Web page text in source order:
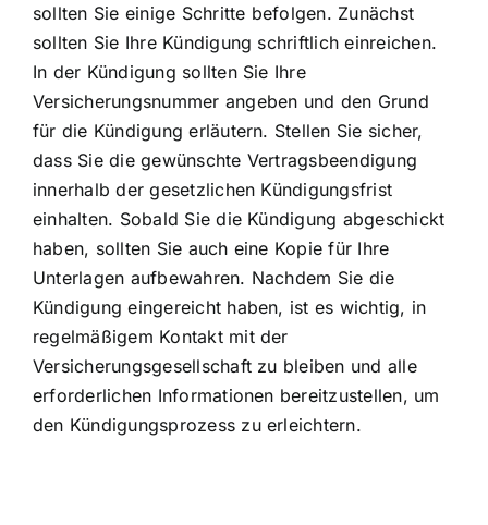
sollten Sie einige Schritte befolgen. Zunächst
sollten Sie Ihre Kündigung schriftlich einreichen.
In der Kündigung sollten Sie Ihre
Versicherungsnummer angeben und den Grund
für die Kündigung erläutern. Stellen Sie sicher,
dass Sie die gewünschte Vertragsbeendigung
innerhalb der gesetzlichen Kündigungsfrist
einhalten. Sobald Sie die Kündigung abgeschickt
haben, sollten Sie auch eine Kopie für Ihre
Unterlagen aufbewahren. Nachdem Sie die
Kündigung eingereicht haben, ist es wichtig, in
regelmäßigem Kontakt mit der
Versicherungsgesellschaft zu bleiben und alle
erforderlichen Informationen bereitzustellen, um
den Kündigungsprozess zu erleichtern.